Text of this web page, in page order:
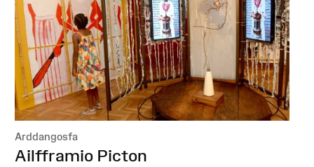
Arddangosfa
:Ailfframio Picton